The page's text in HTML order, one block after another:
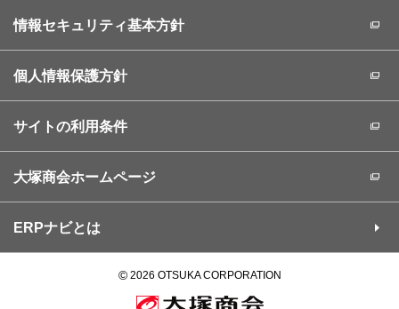
情報セキュリティ基本方針
個人情報保護方針
サイトの利用条件
大塚商会ホームページ
ERPナビとは
©2026 OTSUKA CORPORATION